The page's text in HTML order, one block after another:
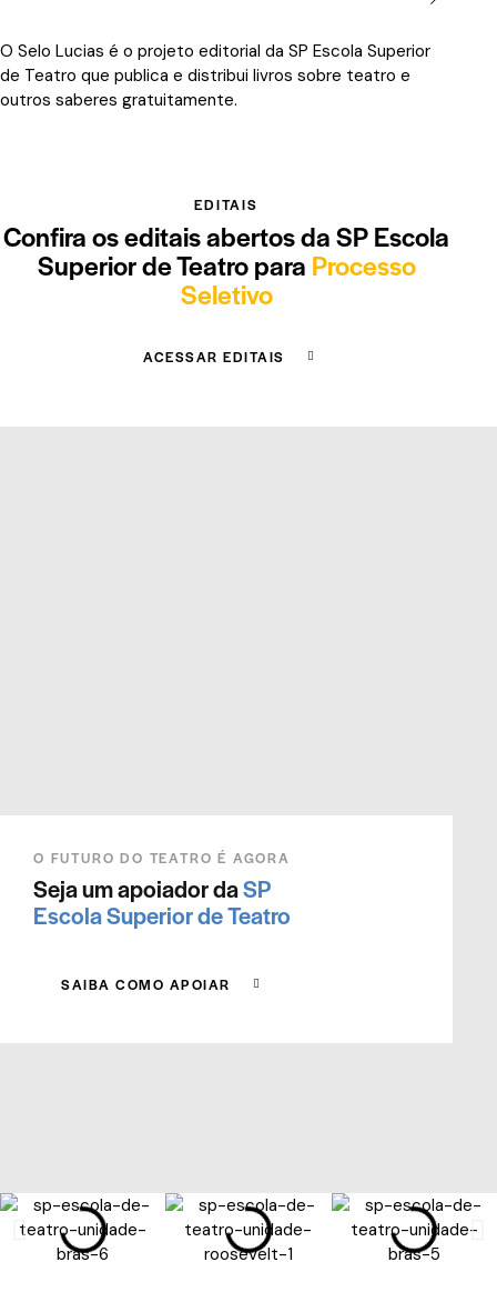
O Selo Lucias é o projeto editorial da SP Escola Superior
de Teatro que publica e distribui livros sobre teatro e
outros saberes gratuitamente.
EDITAIS
Confira os editais abertos da SP Escola
Superior de Teatro para Processo
Seletivo
ACESSAR EDITAIS
O FUTURO DO TEATRO É AGORA
Seja um apoiador daSP
Escola Superior de Teatro
SAIBA COMO APOIAR